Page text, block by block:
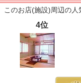
このお店(施設)周辺の人
4位